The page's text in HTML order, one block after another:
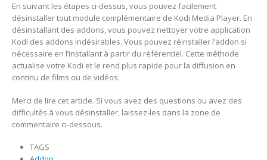
En suivant les étapes ci-dessus, vous pouvez facilement
désinstaller tout module complémentaire de Kodi Media Player. En
désinstallant des addons, vous pouvez nettoyer votre application
Kodi des addons indésirables. Vous pouvez réinstaller l’addon si
nécessaire en l’installant à partir du référentiel. Cette méthode
actualise votre Kodi et le rend plus rapide pour la diffusion en
continu de films ou de vidéos.
Merci de lire cet article. Si vous avez des questions ou avez des
difficultés à vous désinstaller, laissez-les dans la zone de
commentaire ci-dessous.
TAGS